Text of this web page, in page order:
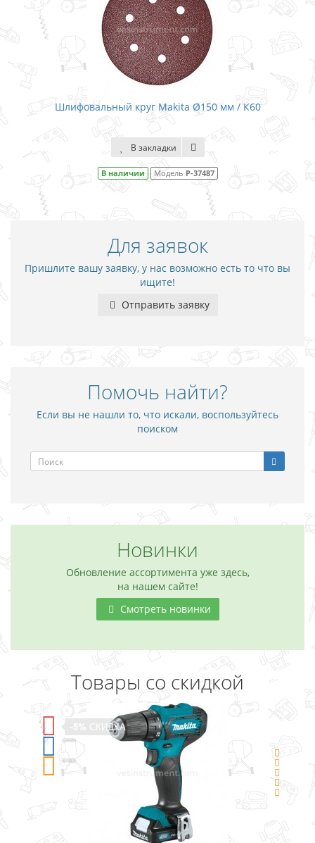
Шлифовальный круг Makita Ø150 мм / К60
В закладки
В наличии Модель P-37487
Для заявок
Пришлите вашу заявку, у нас возможно есть то что вы
ищите!
Отправить заявку
Помочь найти?
Если вы не нашли то, что искали, воспользуйтесь
поиском
Новинки
Обновление ассортимента уже здесь,
на нашем сайте!
Смотреть новинки
Товары со скидкой
-5%